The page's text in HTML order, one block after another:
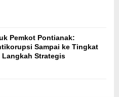
Pemkot Pontianak:
Sampai ke Tingkat
Langkah Strategis